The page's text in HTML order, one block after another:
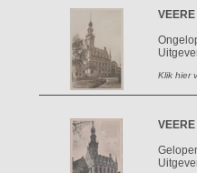
Klik hier